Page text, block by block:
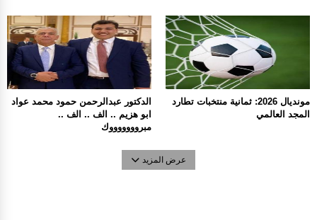
الدكتور عبدالرحمن حمود محمد عواد
ابو هزيم .. الف .. الف ..
مبروووووووك
مونديال 2026: ثمانية منتخبات تطارد
المجد العالمي
عرض المزيد